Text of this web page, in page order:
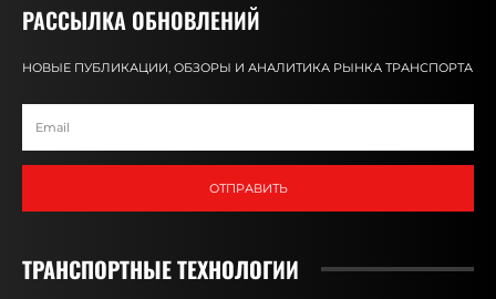
РАССЫЛКА ОБНОВЛЕНИЙ
НОВЫЕ ПУБЛИКАЦИИ, ОБЗОРЫ И АНАЛИТИКА РЫНКА ТРАНСПОРТА
ОТПРАВИТЬ
ТРАНСПОРТНЫЕ ТЕХНОЛОГИИ